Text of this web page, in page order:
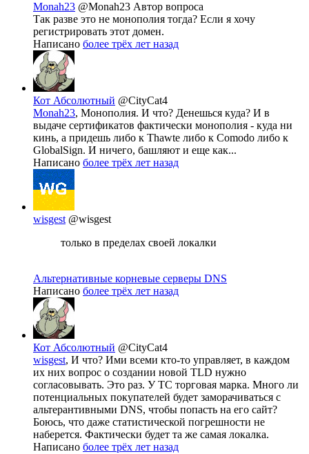
Monah23 @Monah23 Автор вопроса
Так разве это не монополия тогда? Если я хочу
регистрировать этот домен.
Написано более трёх лет назад
Кот Абсолютный @CityCat4
Monah23, Монополия. И что? Денешься куда? И в
выдаче сертификатов фактически монополия - куда ни
кинь, а придешь либо к Thawte либо к Comodo либо к
GlobalSign. И ничего, башляют и еще как...
Написано более трёх лет назад
wisgest @wisgest
только в пределах своей локалки
Альтернативные корневые серверы DNS
Написано более трёх лет назад
Кот Абсолютный @CityCat4
wisgest, И что? Ими всеми кто-то управляет, в каждом
их них вопрос о создании новой TLD нужно
согласовывать. Это раз. У ТС торговая марка. Много ли
потенциальных покупателей будет заморачиваться с
альтерантивными DNS, чтобы попасть на его сайт?
Боюсь, что даже статистической погрешности не
наберется. Фактически будет та же самая локалка.
Написано более трёх лет назад